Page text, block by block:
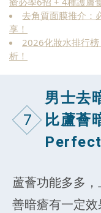
去角質面膜推介：
享！
2026化妝水排行
析！
7
男士去
比蘆薈
蘆薈功能多多
善暗瘡有一定